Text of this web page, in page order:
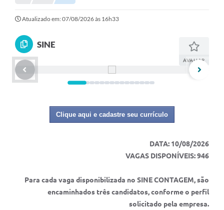
Atualizado em: 07/08/2026 às 16h33
SINE
AVALIAR
Clique aqui e cadastre seu currículo
DATA: 10/08/2026
VAGAS DISPONÍVEIS: 946
Para cada vaga disponibilizada no SINE CONTAGEM, são
encaminhados três candidatos, conforme o perfil
solicitado pela empresa.